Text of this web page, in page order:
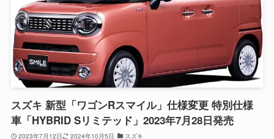
スズキ 新型「ワゴンRスマイル」仕様変更 特別仕様
車「HYBRID Sリミテッド」2023年7月28日発売
2023年7月12日 2024年10月5日 スズキ